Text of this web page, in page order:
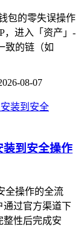
包的零失误操作
，进入「资产」-
致的链（如
08-07
到安全操作
全操作的全流
通过官方渠道下
整性后完成安